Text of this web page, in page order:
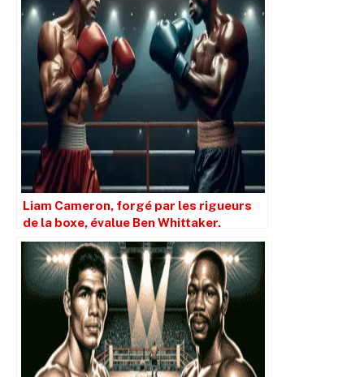
Liam Cameron, forgé par les rigueurs
de la boxe, évalue Ben Whittaker.